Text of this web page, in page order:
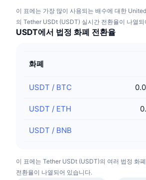
이 표에는 가장 많이 사용되는 배수에 대한
의 Tether USDt (USDT) 실시간 전환율이 나열되
USDT에서 법정 화폐 전환율
화폐
USDT / BTC
USDT / ETH
USDT / BNB
이 표에는 Tether USDt (USDT)의 여러 법정 화
전환율이 나열되어 있습니다.